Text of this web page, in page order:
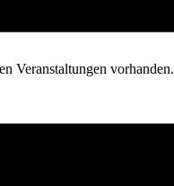
Veranstaltungen vorhanden.